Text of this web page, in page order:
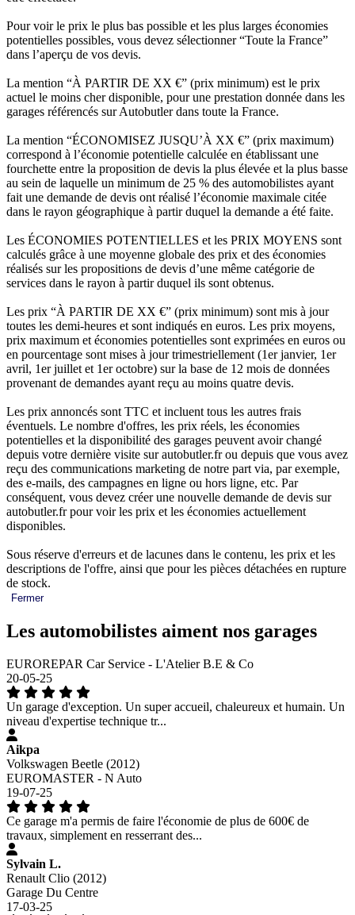
Pour voir le prix le plus bas possible et les plus larges économies
potentielles possibles, vous devez sélectionner “Toute la France”
dans l’aperçu de vos devis.
La mention “À PARTIR DE XX €” (prix minimum) est le prix
actuel le moins cher disponible, pour une prestation donnée dans les
garages référencés sur Autobutler dans toute la France.
La mention “ÉCONOMISEZ JUSQU’À XX €” (prix maximum)
correspond à l’économie potentielle calculée en établissant une
fourchette entre la proposition de devis la plus élevée et la plus basse
au sein de laquelle un minimum de 25 % des automobilistes ayant
fait une demande de devis ont réalisé l’économie maximale citée
dans le rayon géographique à partir duquel la demande a été faite.
Les ÉCONOMIES POTENTIELLES et les PRIX MOYENS sont
calculés grâce à une moyenne globale des prix et des économies
réalisés sur les propositions de devis d’une même catégorie de
services dans le rayon à partir duquel ils sont obtenus.
Les prix “À PARTIR DE XX €” (prix minimum) sont mis à jour
toutes les demi-heures et sont indiqués en euros. Les prix moyens,
prix maximum et économies potentielles sont exprimées en euros ou
en pourcentage sont mises à jour trimestriellement (1er janvier, 1er
avril, 1er juillet et 1er octobre) sur la base de 12 mois de données
provenant de demandes ayant reçu au moins quatre devis.
Les prix annoncés sont TTC et incluent tous les autres frais
éventuels. Le nombre d'offres, les prix réels, les économies
potentielles et la disponibilité des garages peuvent avoir changé
depuis votre dernière visite sur autobutler.fr ou depuis que vous avez
reçu des communications marketing de notre part via, par exemple,
des e-mails, des campagnes en ligne ou hors ligne, etc. Par
conséquent, vous devez créer une nouvelle demande de devis sur
autobutler.fr pour voir les prix et les économies actuellement
disponibles.
Sous réserve d'erreurs et de lacunes dans le contenu, les prix et les
descriptions de l'offre, ainsi que pour les pièces détachées en rupture
de stock.
Fermer
Les automobilistes aiment nos garages
EUROREPAR Car Service - L'Atelier B.E & Co
20-05-25
Un garage d'exception. Un super accueil, chaleureux et humain. Un
niveau d'expertise technique tr...
Aikpa
Volkswagen Beetle (2012)
EUROMASTER - N Auto
19-07-25
Ce garage m'a permis de faire l'économie de plus de 600€ de
travaux, simplement en resserrant des...
Sylvain L.
Renault Clio (2012)
Garage Du Centre
17-03-25